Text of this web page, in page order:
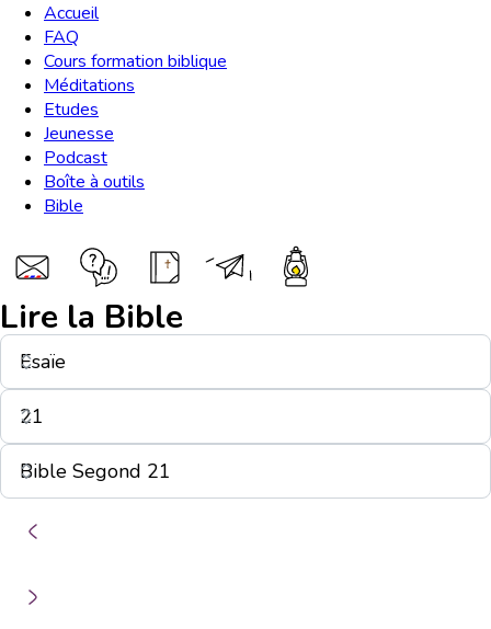
Accueil
FAQ
Cours formation biblique
Méditations
Etudes
Jeunesse
Podcast
Boîte à outils
Bible
Lire la Bible